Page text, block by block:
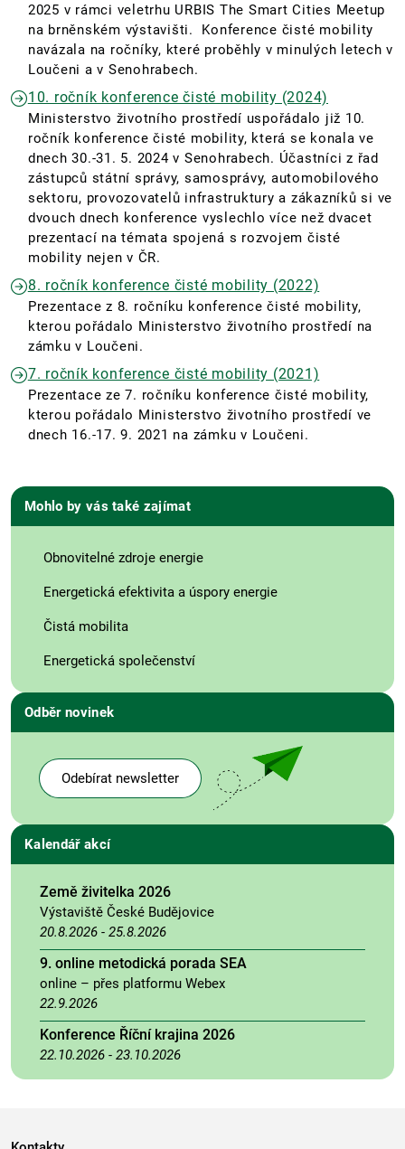
2025 v rámci veletrhu URBIS The Smart Cities Meetup
na brněnském výstavišti. Konference čisté mobility
navázala na ročníky, které proběhly v minulých letech v
Loučeni a v Senohrabech.
10. ročník konference čisté mobility (2024)
Ministerstvo životního prostředí uspořádalo již 10.
ročník konference čisté mobility, která se konala ve
dnech 30.-31. 5. 2024 v Senohrabech. Účastníci z řad
zástupců státní správy, samosprávy, automobilového
sektoru, provozovatelů infrastruktury a zákazníků si ve
dvouch dnech konference vyslechlo více než dvacet
prezentací na témata spojená s rozvojem čisté
mobility nejen v ČR.
8. ročník konference čisté mobility (2022)
Prezentace z 8. ročníku konference čisté mobility,
kterou pořádalo Ministerstvo životního prostředí na
zámku v Loučeni.
7. ročník konference čisté mobility (2021)
Prezentace ze 7. ročníku konference čisté mobility,
kterou pořádalo Ministerstvo životního prostředí ve
dnech 16.-17. 9. 2021 na zámku v Loučeni.
Mohlo by vás také zajímat
Obnovitelné zdroje energie
Energetická efektivita a úspory energie
Čistá mobilita
Energetická společenství
Odběr novinek
Odebírat newsletter
Kalendář akcí
Země živitelka 2026
Výstaviště České Budějovice
20.8.2026 - 25.8.2026
9. online metodická porada SEA
online – přes platformu Webex
22.9.2026
Konference Říční krajina 2026
22.10.2026 - 23.10.2026